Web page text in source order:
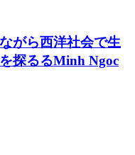
がら西洋社会で生
探るるMinh Ngoc